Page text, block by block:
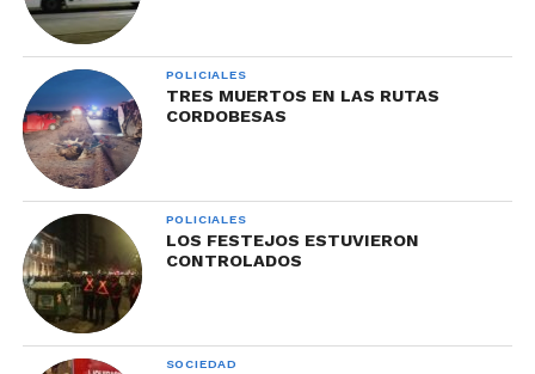
POLICIALES
TRES MUERTOS EN LAS RUTAS
CORDOBESAS
POLICIALES
LOS FESTEJOS ESTUVIERON
CONTROLADOS
SOCIEDAD